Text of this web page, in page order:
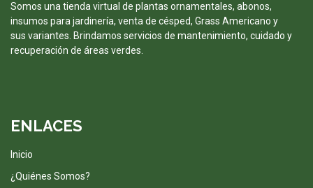
Somos una tienda virtual de plantas ornamentales, abonos,
insumos para jardinería, venta de césped, Grass Americano y
sus variantes. Brindamos servicios de mantenimiento, cuidado y
recuperación de áreas verdes.
ENLACES
Inicio
¿Quiénes Somos?